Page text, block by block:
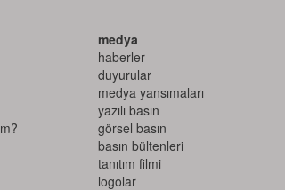
medya
haberler
duyurular
medya yansımaları
yazılı basın
görsel basın
basın bültenleri
tanıtım filmi
logolar